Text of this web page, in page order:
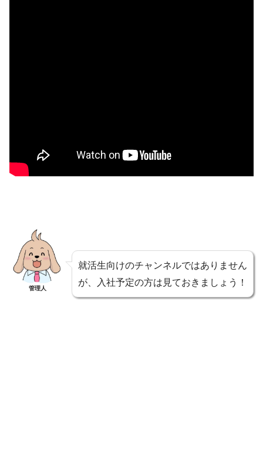
管理人
就活生向けのチャンネルではありません
が、入社予定の方は見ておきましょう！